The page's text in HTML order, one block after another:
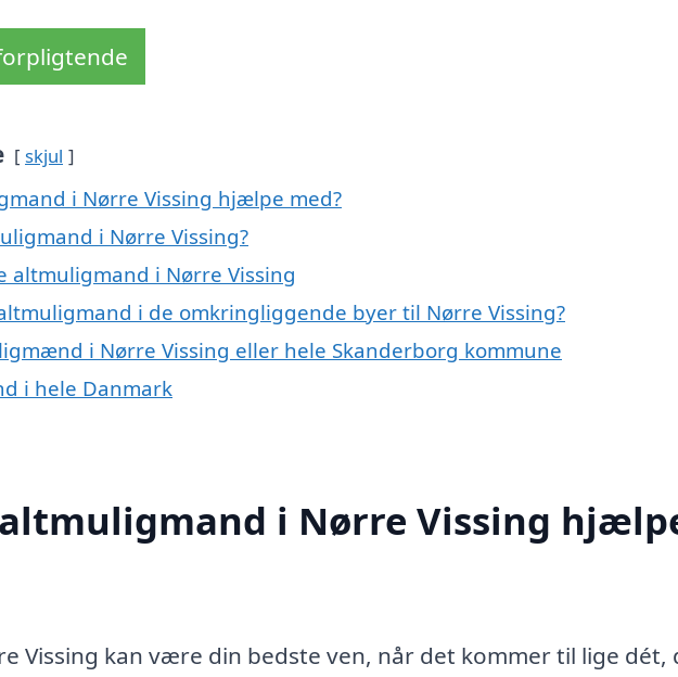
skjul
i Nørre Vissing hjælpe med?
i Nørre Vissing?
altmuligmand i Nørre Vissing
i de omkringliggende byer til Nørre Vissing?
i Nørre Vissing eller hele Skanderborg kommune
i hele Danmark
i Nørre Vissing
Vissing kan være din bedste ven, når det kommer til lige dét,